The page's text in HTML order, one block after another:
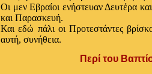
Οι μεν Εβραίοι ενήστευαν Δευτέρα
και Παρασκευή.
Και εδώ πάλι οι Προτεστάντες
αυτή, συνήθεια.
Περί του